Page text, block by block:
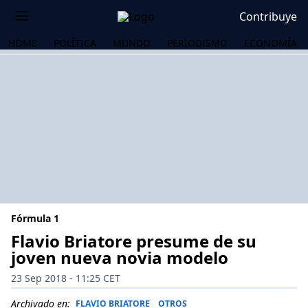
Contribuye
HOME POLÍTICA MUNDO PERIODISMO ECONOMÍA
Fórmula 1
Flavio Briatore presume de su
joven nueva novia modelo
23 Sep 2018 - 11:25 CET
Archivado en: FLAVIO BRIATORE OTROS